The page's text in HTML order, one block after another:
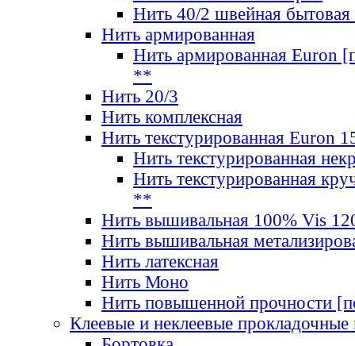
Нить 40/2 швейная бытовая
Нить армированная
Нить армированная Euron
**
Нить 20/3
Нить комплексная
Нить текстурированная Euron
Нить текстурированная
Нить текстурированная
**
Нить вышивальная 100% Vis
Нить вышивальная
Нить латексная
Нить Моно
Нить повышенной прочности
Клеевые и неклеевые прокладочные